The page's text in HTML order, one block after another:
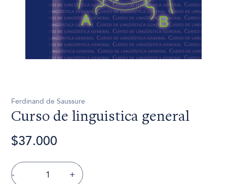
Ferdinand de Saussure
Curso de linguistica general
$37.000
- +